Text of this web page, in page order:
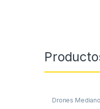
Drones